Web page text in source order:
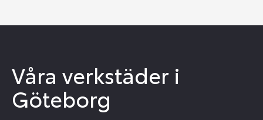
Våra verkstäder i
Göteborg